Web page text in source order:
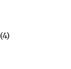
(4)